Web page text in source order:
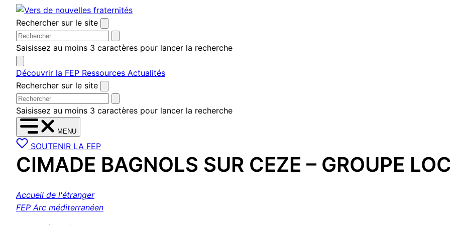
Aller
au
contenu
Rechercher sur le site
Saisissez au moins 3 caractères pour lancer la recherche
Découvrir la FEP Ressources Actualités
Rechercher sur le site
Saisissez au moins 3 caractères pour lancer la recherche
MENU
SOUTENIR LA FEP
CIMADE BAGNOLS SUR CEZE – GROUPE
Accueil de l'étranger
FEP Arc méditerranéen